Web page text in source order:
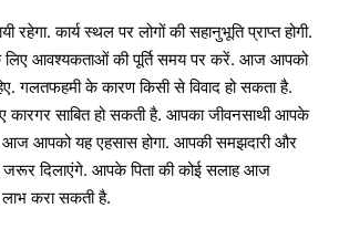
कार्य स्थल पर लोगों की सहानुभूति प्राप्त होगी.
लिए आवश्यकताओं की पूर्ति समय पर करें. आज आपको
गलतफहमी के कारण किसी से विवाद हो सकता है.
कारगर साबित हो सकती है. आपका जीवनसाथी आपके
आज आपको यह एहसास होगा. आपकी समझदारी और
दिलाएंगे. आपके पिता की कोई सलाह आज
करा सकती है.